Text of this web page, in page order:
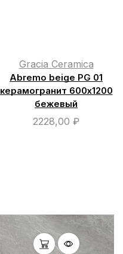
Gracia Ceramica
Abremo beige PG 01
керамогранит 600х1200
бежевый
2228,00 ₽